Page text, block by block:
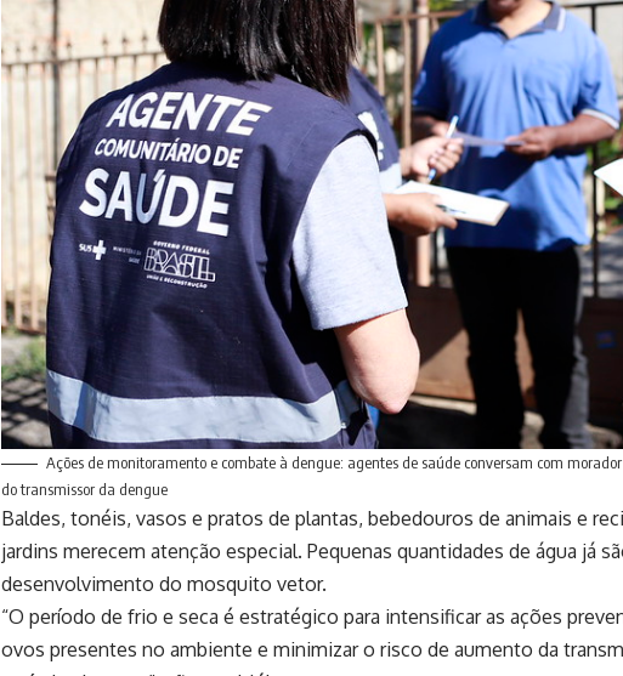
Ações de monitoramento e combate à dengue: agentes de saúde conversam com
do transmissor da dengue
Baldes, tonéis, vasos e pratos de plantas, bebedouros de animais e
jardins merecem atenção especial. Pequenas quantidades de água já
desenvolvimento do mosquito vetor.
“O período de frio e seca é estratégico para intensificar as ações
ovos presentes no ambiente e minimizar o risco de aumento da